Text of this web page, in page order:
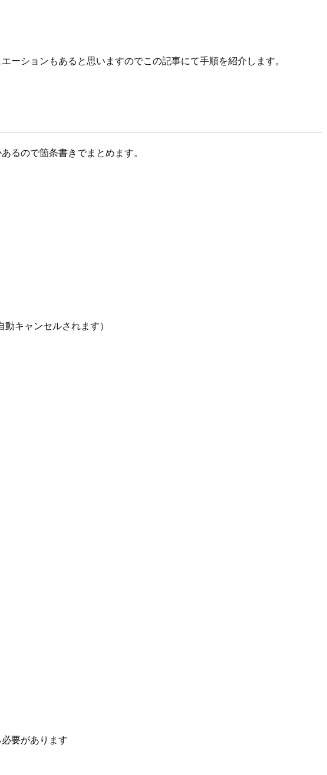
ションもあると思いますのでこの記事にて手順を紹介します。
るので箇条書きでまとめます。
キャンセルされます）
要があります